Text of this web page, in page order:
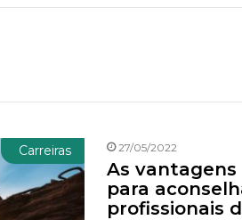
Carreiras 27/05/2022
As
para
profissionais